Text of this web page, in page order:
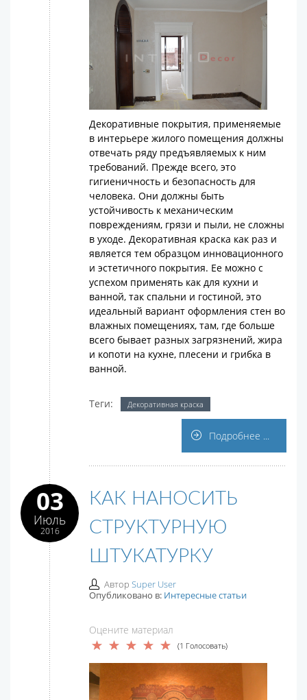
Декоративные покрытия, применяемые
в интерьере жилого помещения должны
отвечать ряду предъявляемых к ним
требований. Прежде всего, это
гигиеничность и безопасность для
человека. Они должны быть
устойчивость к механическим
повреждениям, грязи и пыли, не сложны
в уходе. Декоративная краска как раз и
является тем образцом инновационного
и эстетичного покрытия. Ее можно с
успехом применять как для кухни и
ванной, так спальни и гостиной, это
идеальный вариант оформления стен во
влажных помещениях, там, где больше
всего бывает разных загрязнений, жира
и копоти на кухне, плесени и грибка в
ванной.
Теги: Декоративная краска
Подробнее ...
03
Июль
2016
КАК НАНОСИТЬ
СТРУКТУРНУЮ
ШТУКАТУРКУ
Автор Super User
Опубликовано в: Интересные статьи
Оцените материал
(1 Голосовать)